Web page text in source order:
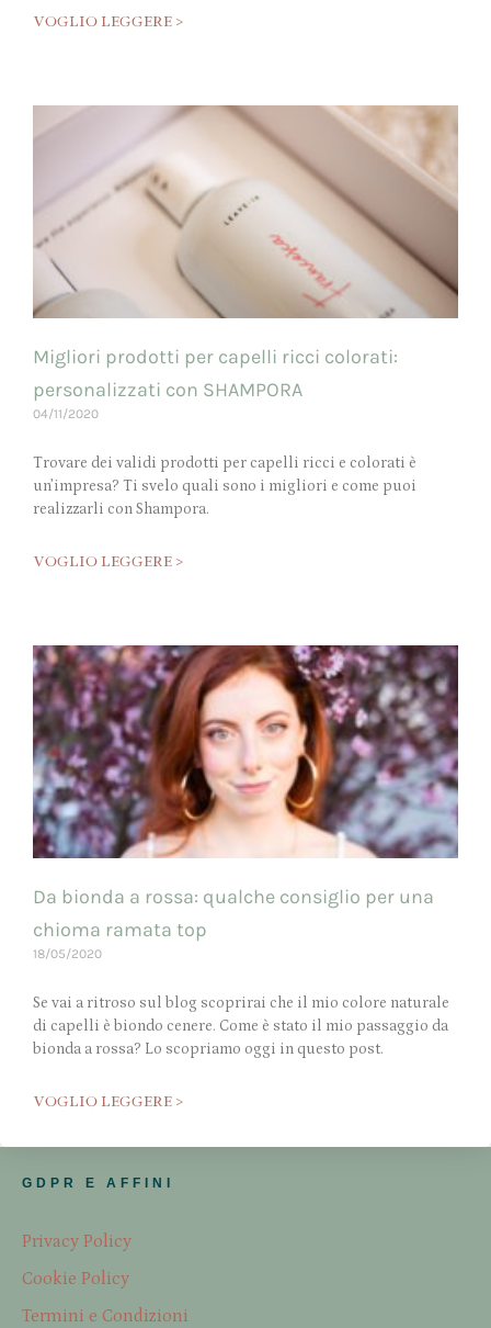
VOGLIO LEGGERE >
Migliori prodotti per capelli ricci colorati:
personalizzati con SHAMPORA
04/11/2020
Trovare dei validi prodotti per capelli ricci e colorati è
un’impresa? Ti svelo quali sono i migliori e come puoi
realizzarli con Shampora.
VOGLIO LEGGERE >
Da bionda a rossa: qualche consiglio per una
chioma ramata top
18/05/2020
Se vai a ritroso sul blog scoprirai che il mio colore naturale
di capelli è biondo cenere. Come è stato il mio passaggio da
bionda a rossa? Lo scopriamo oggi in questo post.
VOGLIO LEGGERE >
GDPR E AFFINI
Privacy Policy
Cookie Policy
Termini e Condizioni